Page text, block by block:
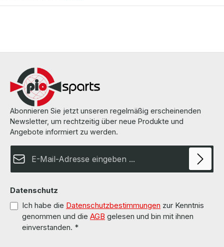
Abonnieren Sie jetzt unseren regelmäßig erscheinenden
Newsletter, um rechtzeitig über neue Produkte und
Angebote informiert zu werden.
Datenschutz
Ich habe die Datenschutzbestimmungen zur Kenntnis
genommen und die AGB gelesen und bin mit ihnen
einverstanden. *